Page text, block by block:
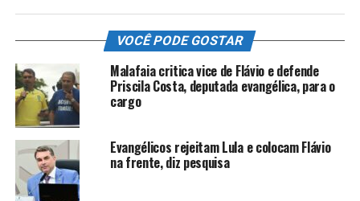
VOCÊ PODE GOSTAR
Malafaia critica vice de Flávio e defende
Priscila Costa, deputada evangélica, para o
cargo
Evangélicos rejeitam Lula e colocam Flávio
na frente, diz pesquisa